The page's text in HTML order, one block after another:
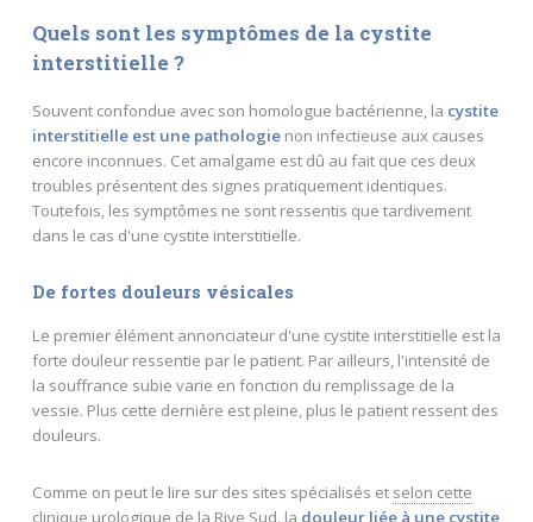
Quels sont les symptômes de la cystite
interstitielle ?
Souvent confondue avec son homologue bactérienne, la cystite
interstitielle est une pathologienon infectieuse aux causes
encore inconnues. Cet amalgame est dû au fait que ces deux
troubles présentent des signes pratiquement identiques.
Toutefois, les symptômes ne sont ressentis que tardivement
dans le cas d'une cystite interstitielle.
De fortes douleurs vésicales
Le premier élément annonciateur d'une cystite interstitielle est la
forte douleur ressentie par le patient. Par ailleurs, l'intensité de
la souffrance subie varie en fonction du remplissage de la
vessie. Plus cette dernière est pleine, plus le patient ressent des
douleurs.
Comme on peut le lire sur des sites spécialisés et selon cette
clinique urologique de la Rive Sud, la douleur liée à une cystite